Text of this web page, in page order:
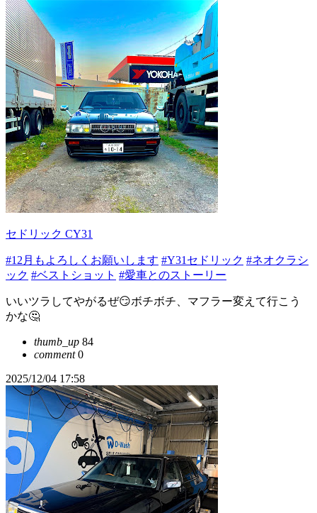
セドリック CY31
#12月もよろしくお願いします #Y31セドリック #ネオクラシ
ック #ベストショット #愛車とのストーリー
いいツラしてやがるぜ😏ボチボチ、マフラー変えて行こう
かな🤔
thumb_up 84
comment0
2025/12/04 17:58